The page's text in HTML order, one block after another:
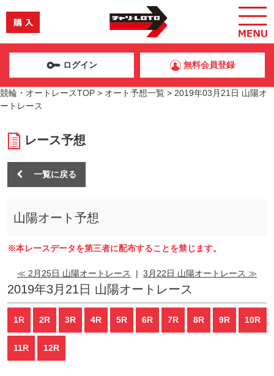
ログイン 無料会員登録
競輪・オートレースTOP > オート予想一覧 > 2019年03月21日 山陽オ
ートレース
レース予想
一覧に戻る
山陽オート予想
※本レースデータを第三者に配布することを禁じます。
≪ 2月25日 山陽オートレース | 3月22日 山陽オートレース ≫
2019年3月21日 山陽オートレース
1R 2R 3R 4R 5R 6R 7R 8R 9R 10R
11R 12R